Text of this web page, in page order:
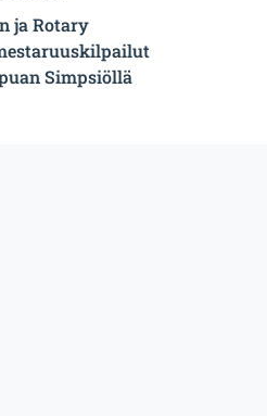
ja Rotary
Simpsiöllä